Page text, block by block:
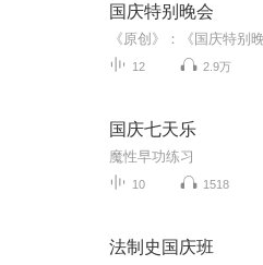
国庆特别晚会
12 2.9万
国庆七天乐
魔性早功练习
10 1518
法制史国庆班